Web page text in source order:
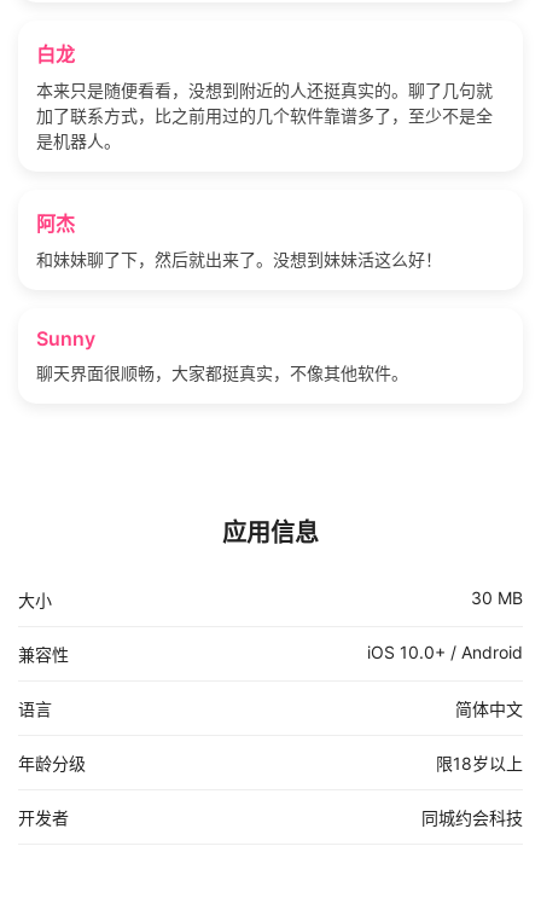
白龙
本来只是随便看看，没想到附近的人还挺真实的。聊了几句就
加了联系方式，比之前用过的几个软件靠谱多了，至少不是全
是机器人。
阿杰
和妹妹聊了下，然后就出来了。没想到妹妹活这么好！
Sunny
聊天界面很顺畅，大家都挺真实，不像其他软件。
应用信息
大小 30 MB
兼容性 iOS 10.0+ / Android
语言 简体中文
年龄分级 限18岁以上
开发者 同城约会科技